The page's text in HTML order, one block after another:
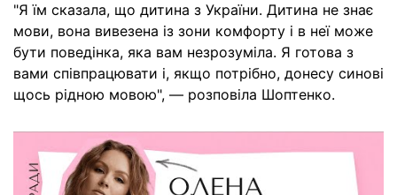
"Я їм сказала, що дитина з України. Дитина не знає
мови, вона вивезена із зони комфорту і в неї може
бути поведінка, яка вам незрозуміла. Я готова з
вами співпрацювати і, якщо потрібно, донесу синові
щось рідною мовою", — розповіла Шоптенко.